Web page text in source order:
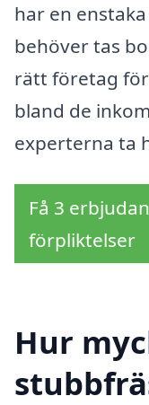
har en
behöver tas
rätt företag
bland de
experterna ta
Få 3
förpliktelser
Hur